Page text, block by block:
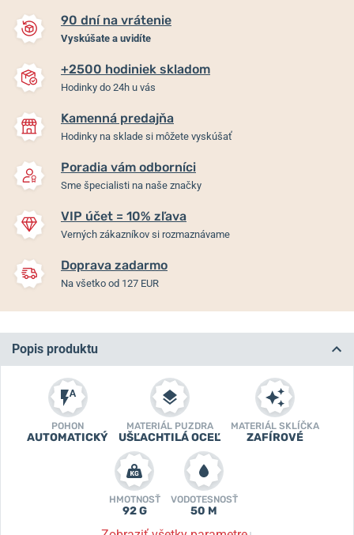
90 dní na vrátenie
Vyskúšate a uvidíte
+2500 hodiniek skladom
Hodinky do 24h u vás
Kamenná predajňa
Hodinky na sklade si môžete vyskúšať
Poradia vám odborníci
Sme špecialisti na naše značky
VIP účet = 10% zľava
Verných zákazníkov si rozmaznávame
Doprava zadarmo
Na všetko od 127 EUR
Popis produktu
POHON
AUTOMATICKÝ
MATERIÁL PUZDRA
UŠĽACHTILÁ OCEĽ
MATERIÁL SKLÍČKA
ZAFÍROVÉ
HMOTNOSŤ
92 G
VODOTESNOSŤ
50 M